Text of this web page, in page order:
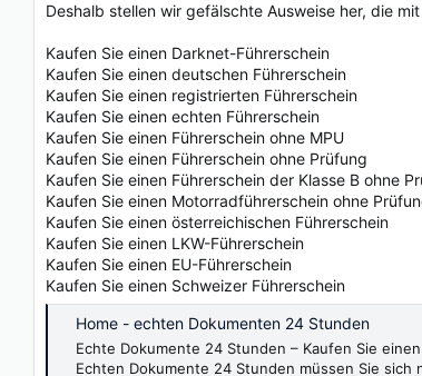
Deshalb stellen wir gefälschte Ausweise her, die
Kaufen Sie einen Darknet-Führerschein
Kaufen Sie einen deutschen Führerschein
Kaufen Sie einen registrierten Führerschein
Kaufen Sie einen echten Führerschein
Kaufen Sie einen Führerschein ohne MPU
Kaufen Sie einen Führerschein ohne Prüfung
Kaufen Sie einen Führerschein der Klasse B ohne
Kaufen Sie einen Motorradführerschein ohne
Kaufen Sie einen österreichischen Führerschein
Kaufen Sie einen LKW-Führerschein
Kaufen Sie einen EU-Führerschein
Kaufen Sie einen Schweizer Führerschein
Home - echten Dokumenten 24 Stunden
Echte Dokumente 24 Stunden – Kaufen Sie
Echten Dokumente 24 Stunden müssen Sie